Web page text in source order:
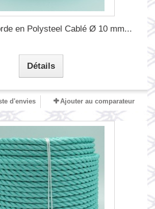
en Polysteel Cablé Ø 10 mm...
Détails
d'envies Ajouter au comparateur